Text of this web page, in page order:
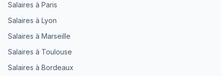
Salaires à Paris
Salaires à Lyon
Salaires à Marseille
Salaires à Toulouse
Salaires à Bordeaux